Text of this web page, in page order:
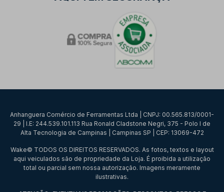
Anhanguera Comércio de Ferramentas Ltda | CNPJ: 00.565.813/0001-
29 | I.E: 244.539.101.113 Rua Ronald Cladstone Negri, 375 - Polo I de
Alta Tecnologia de Campinas | Campinas SP | CEP: 13069-472
Wake© TODOS OS DIREITOS RESERVADOS. As fotos, textos e layout
aqui veiculados são de propriedade da Loja. É proibida a utilização
total ou parcial sem nossa autorização. Imagens meramente
ilustrativas.